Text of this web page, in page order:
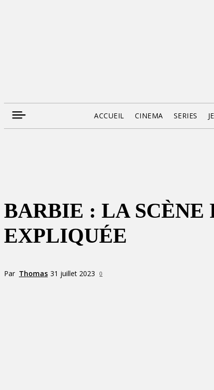
ACCUEIL CINEMA SERIES
BARBIE : LA SCÈNE
EXPLIQUÉE
Par Thomas 31 juillet 2023 0